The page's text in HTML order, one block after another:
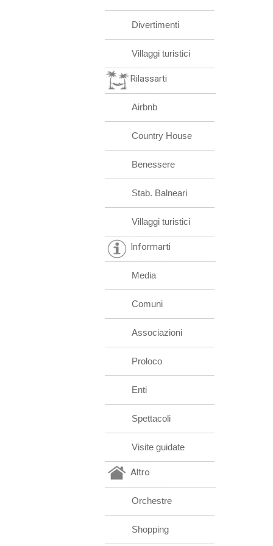
Divertimenti
Villaggi turistici
Rilassarti
Airbnb
Country House
Benessere
Stab. Balneari
Villaggi turistici
Informarti
Media
Comuni
Associazioni
Proloco
Enti
Spettacoli
Visite guidate
Altro
Orchestre
Shopping